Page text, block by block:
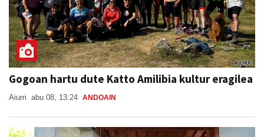
Gogoan hartu dute Katto Amilibia kultur eragilea
Aiurri abu 08, 13:24 ANDOAIN